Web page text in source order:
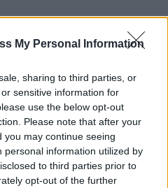
My Personal Information
sharing to third parties, or
sensitive information for
use the below opt-out
Please note that after your
may continue seeing
personal information utilized by
to third parties prior to
opt-out of the further
κοινότητες Αμυγδαλής,
Οξυάς, Πευκοφύτου,
Το νερό κρίνεται
τον Δήμο.